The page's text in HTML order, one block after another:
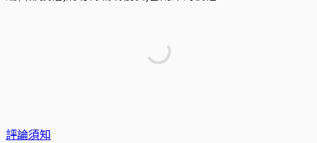
評論須知